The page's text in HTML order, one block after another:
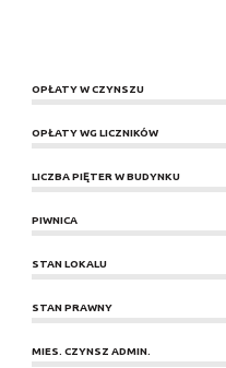
OPŁATY W CZYNSZU
OPŁATY WG LICZNIKÓW
LICZBA PIĘTER W BUDYNKU
PIWNICA
STAN LOKALU
STAN PRAWNY
MIES. CZYNSZ ADMIN.